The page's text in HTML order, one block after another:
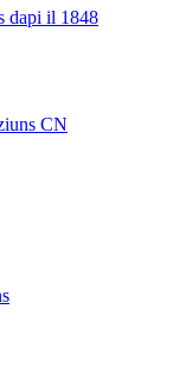
dapi il 1848
CN